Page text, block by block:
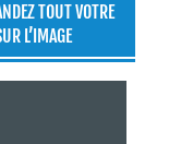
TOUT VOTRE
L’IMAGE